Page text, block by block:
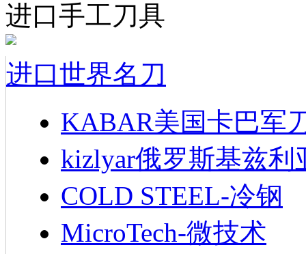
进口手工刀具
进口世界名刀
KABAR美国卡巴军
kizlyar俄罗斯基兹利
COLD STEEL-冷钢
MicroTech-微技术